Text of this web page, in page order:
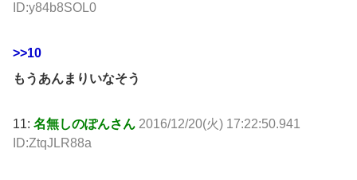
ID:y84b8SOL0
>>10
もうあんまりいなそう
11: 名無しのぽんさん 2016/12/20(火) 17:22:50.941
ID:ZtqJLR88a